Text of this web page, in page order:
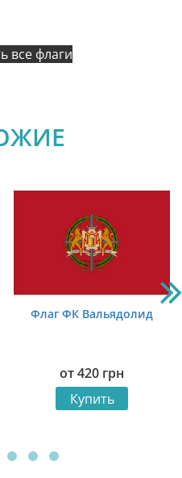
все флаги
Флаг ФК Вальядолид
от420 грн
Купить